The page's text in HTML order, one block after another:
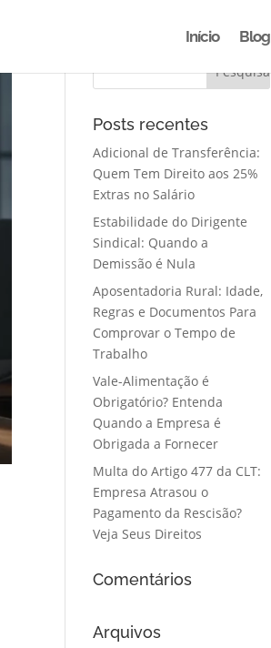
Início Blog
Posts recentes
Adicional de Transferência:
Quem Tem Direito aos 25%
Extras no Salário
Estabilidade do Dirigente
Sindical: Quando a
Demissão é Nula
Aposentadoria Rural: Idade,
Regras e Documentos Para
Comprovar o Tempo de
Trabalho
Vale-Alimentação é
Obrigatório? Entenda
Quando a Empresa é
Obrigada a Fornecer
Multa do Artigo 477 da CLT:
Empresa Atrasou o
Pagamento da Rescisão?
Veja Seus Direitos
Comentários
Arquivos